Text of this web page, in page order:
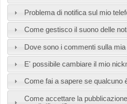
Problema di notifica sul mio
Come gestisco il suono delle
Dove sono i commenti sulla mia
E' possibile cambiare il mio
Come fai a sapere se qualcuno
Come accettare la